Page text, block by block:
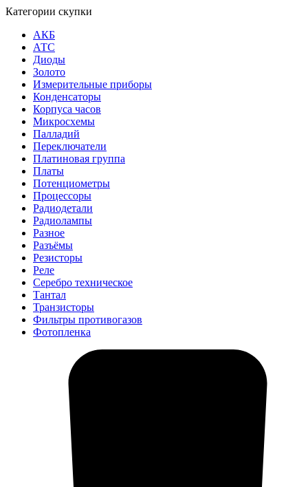
Категории скупки
АКБ
АТС
Диоды
Золото
Измерительные приборы
Конденсаторы
Корпуса часов
Микросхемы
Палладий
Переключатели
Платиновая группа
Платы
Потенциометры
Процессоры
Радиодетали
Радиолампы
Разное
Разъёмы
Резисторы
Реле
Серебро техническое
Тантал
Транзисторы
Фильтры противогазов
Фотопленка